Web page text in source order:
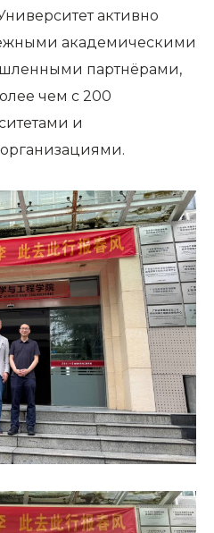
активно
академическими
партнёрами,
чем с 200
и